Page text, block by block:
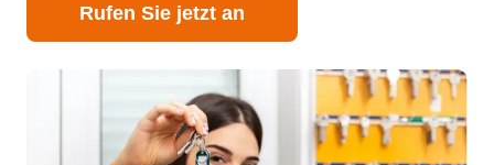
Rufen Sie jetzt an